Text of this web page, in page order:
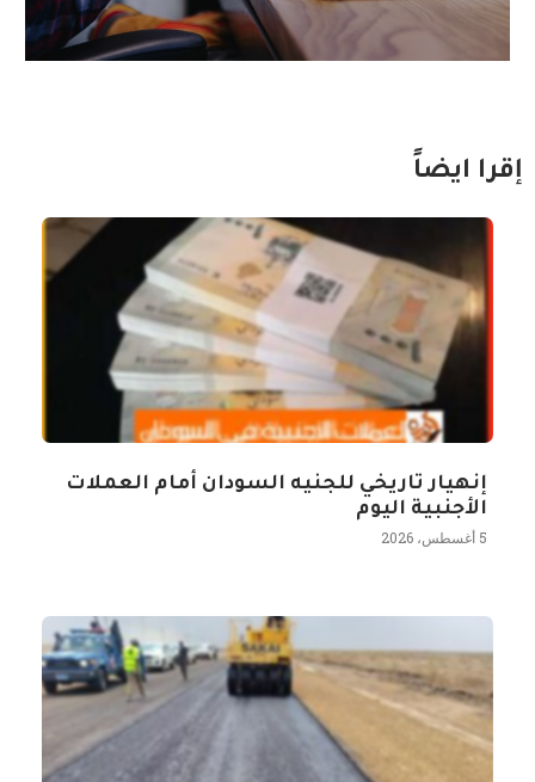
إقرا ايضاً
إنهيار تاريخي للجنيه السودان أمام العملات
الأجنبية اليوم
5 أغسطس، 2026